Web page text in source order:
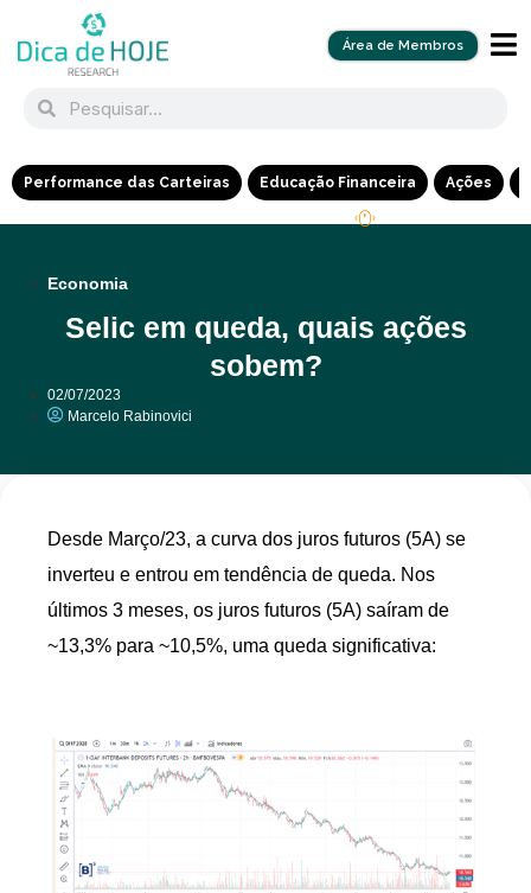
Área de Membros
Performance das Carteiras Educação Financeira Ações
Economia
Selic em queda, quais ações
sobem?
02/07/2023
Marcelo Rabinovici
Desde Março/23, a curva dos juros futuros (5A) se
inverteu e entrou em tendência de queda. Nos
últimos 3 meses, os juros futuros (5A) saíram de
~13,3% para ~10,5%, uma queda significativa: